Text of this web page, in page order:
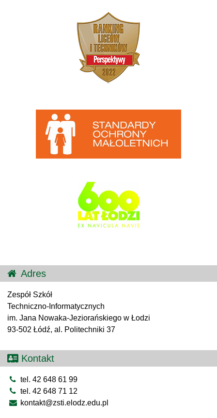
Adres
Zespół Szkół
Techniczno-Informatycznych
im. Jana Nowaka-Jeziorańskiego w Łodzi
93-502 Łódź, al. Politechniki 37
Kontakt
tel. 42 648 61 99
tel. 42 648 71 12
kontakt@zsti.elodz.edu.pl